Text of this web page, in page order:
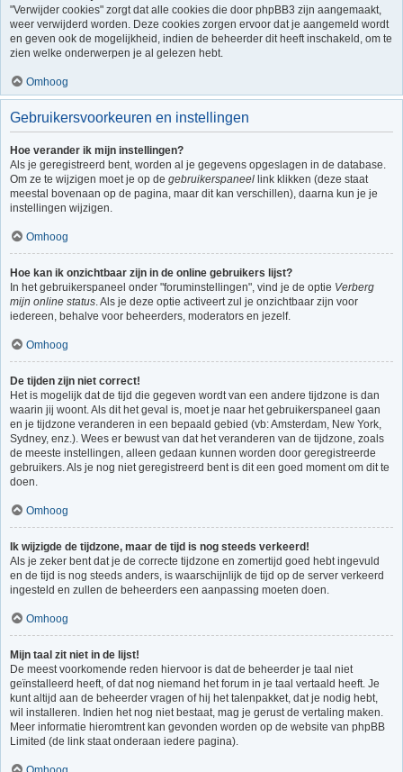
"Verwijder cookies" zorgt dat alle cookies die door phpBB3 zijn aangemaakt,
weer verwijderd worden. Deze cookies zorgen ervoor dat je aangemeld wordt
en geven ook de mogelijkheid, indien de beheerder dit heeft inschakeld, om te
zien welke onderwerpen je al gelezen hebt.
Omhoog
Gebruikersvoorkeuren en instellingen
Hoe verander ik mijn instellingen?
Als je geregistreerd bent, worden al je gegevens opgeslagen in de database.
Om ze te wijzigen moet je op de gebruikerspaneel link klikken (deze staat
meestal bovenaan op de pagina, maar dit kan verschillen), daarna kun je je
instellingen wijzigen.
Omhoog
Hoe kan ik onzichtbaar zijn in de online gebruikers lijst?
In het gebruikerspaneel onder "foruminstellingen", vind je de optie Verberg
mijn online status. Als je deze optie activeert zul je onzichtbaar zijn voor
iedereen, behalve voor beheerders, moderators en jezelf.
Omhoog
De tijden zijn niet correct!
Het is mogelijk dat de tijd die gegeven wordt van een andere tijdzone is dan
waarin jij woont. Als dit het geval is, moet je naar het gebruikerspaneel gaan
en je tijdzone veranderen in een bepaald gebied (vb: Amsterdam, New York,
Sydney, enz.). Wees er bewust van dat het veranderen van de tijdzone, zoals
de meeste instellingen, alleen gedaan kunnen worden door geregistreerde
gebruikers. Als je nog niet geregistreerd bent is dit een goed moment om dit te
doen.
Omhoog
Ik wijzigde de tijdzone, maar de tijd is nog steeds verkeerd!
Als je zeker bent dat je de correcte tijdzone en zomertijd goed hebt ingevuld
en de tijd is nog steeds anders, is waarschijnlijk de tijd op de server verkeerd
ingesteld en zullen de beheerders een aanpassing moeten doen.
Omhoog
Mijn taal zit niet in de lijst!
De meest voorkomende reden hiervoor is dat de beheerder je taal niet
geïnstalleerd heeft, of dat nog niemand het forum in je taal vertaald heeft. Je
kunt altijd aan de beheerder vragen of hij het talenpakket, dat je nodig hebt,
wil installeren. Indien het nog niet bestaat, mag je gerust de vertaling maken.
Meer informatie hieromtrent kan gevonden worden op de website van phpBB
Limited (de link staat onderaan iedere pagina).